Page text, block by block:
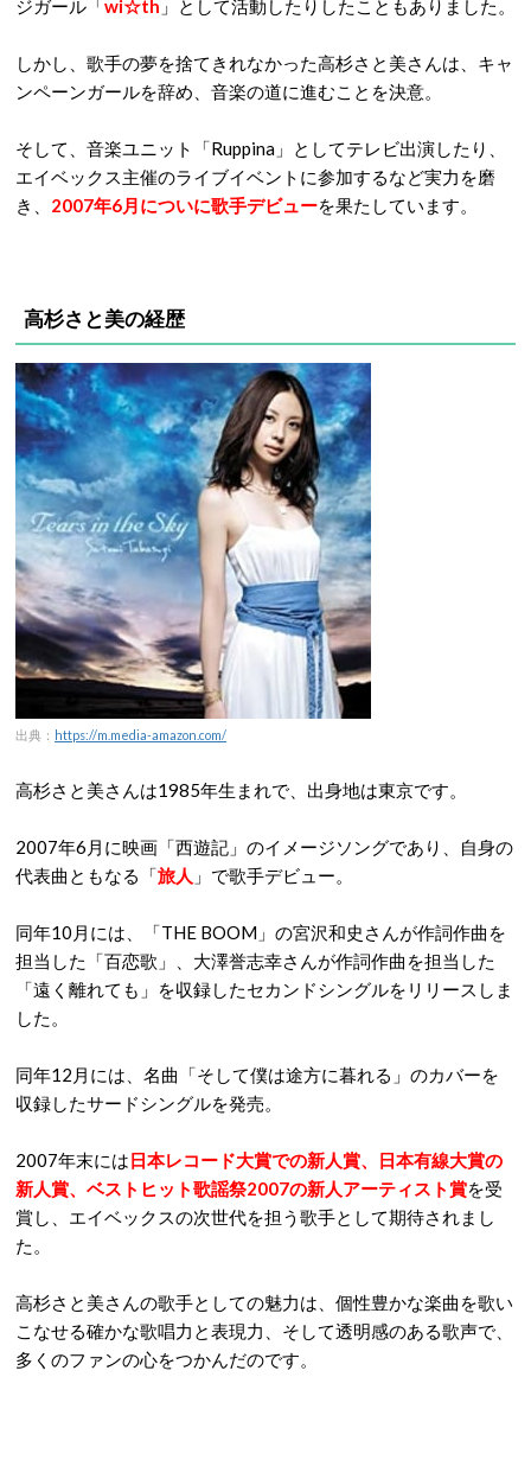
ジガール「 wi☆th 」として活動したりしたこともありました。
しかし、歌手の夢を捨てきれなかった高杉さと美さんは、キャ
ンペーンガールを辞め、音楽の道に進むことを決意。
そして、音楽ユニット「Ruppina」としてテレビ出演したり、
エイベックス主催のライブイベントに参加するなど実力を磨
き、 2007年6月についに歌手デビューを果たしています。
高杉さと美の経歴
出典： https://m.media-amazon.com/
高杉さと美さんは1985年生まれで、出身地は東京です。
2007年6月に映画「西遊記」のイメージソングであり、自身の
代表曲ともなる「旅人 」で歌手デビュー。
同年10月には、「THE BOOM」の宮沢和史さんが作詞作曲を
担当した「百恋歌」、大澤誉志幸さんが作詞作曲を担当した
「遠く離れても」を収録したセカンドシングルをリリースしま
した。
同年12月には、名曲「そして僕は途方に暮れる」のカバーを
収録したサードシングルを発売。
2007年末には日本レコード大賞での新人賞、日本有線大賞の
新人賞、ベストヒット歌謡祭2007の新人アーティスト賞を受
賞し、 エイベックスの次世代を担う歌手として期待されまし
た。
高杉さと美さんの歌手としての魅力は、個性豊かな楽曲を歌い
こなせる確かな歌唱力と表現力、そして透明感のある歌声で、
多くのファンの心をつかんだのです。